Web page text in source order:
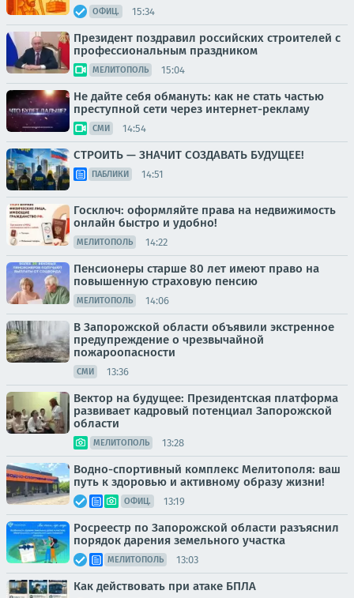
ОФИЦ. 15:34
Президент поздравил российских строителей с
профессиональным праздником
МЕЛИТОПОЛЬ 15:04
Не дайте себя обмануть: как не стать частью
преступной сети через интернет-рекламу
СМИ 14:54
СТРОИТЬ — ЗНАЧИТ СОЗДАВАТЬ БУДУЩЕЕ!
ПАБЛИКИ 14:51
Госключ: оформляйте права на недвижимость
онлайн быстро и удобно!
МЕЛИТОПОЛЬ 14:22
Пенсионеры старше 80 лет имеют право на
повышенную страховую пенсию
МЕЛИТОПОЛЬ 14:06
В Запорожской области объявили экстренное
предупреждение о чрезвычайной
пожароопасности
СМИ 13:36
Вектор на будущее: Президентская платформа
развивает кадровый потенциал Запорожской
области
МЕЛИТОПОЛЬ 13:28
Водно-спортивный комплекс Мелитополя: ваш
путь к здоровью и активному образу жизни!
ОФИЦ. 13:19
Росреестр по Запорожской области разъяснил
порядок дарения земельного участка
МЕЛИТОПОЛЬ 13:03
Как действовать при атаке БПЛА